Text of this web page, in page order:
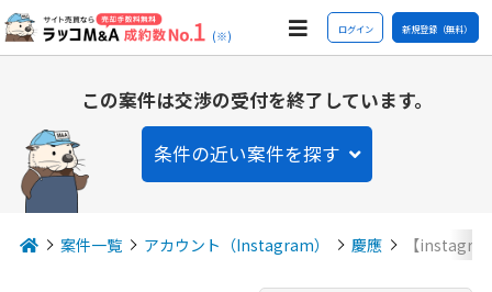
(※) ログイン 新規登録（無料）
この案件は交渉の受付を終了しています。
条件の近い案件を探す
案件一覧 アカウント（Instagram） 慶應 【